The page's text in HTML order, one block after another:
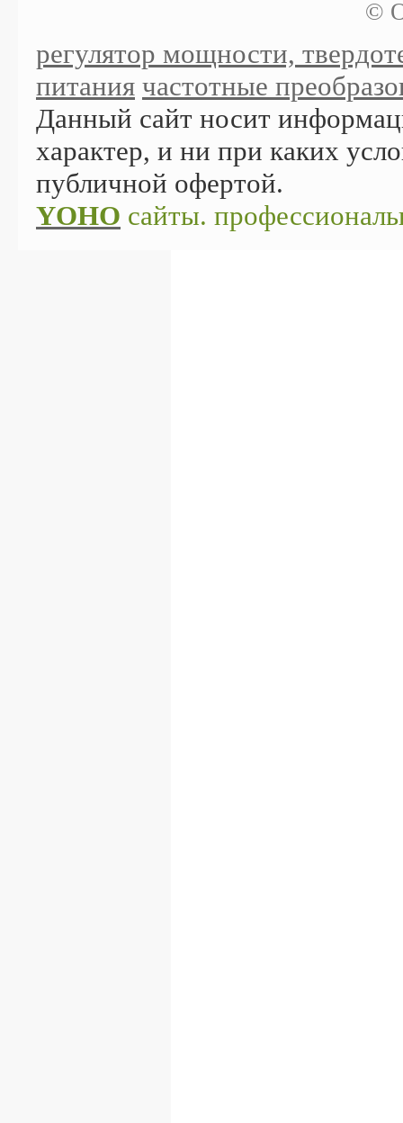
©
регулятор мощности,
питания частотные
Данный сайт носит
характер, и ни при каких
публичной офертой.
YOHO сайты.